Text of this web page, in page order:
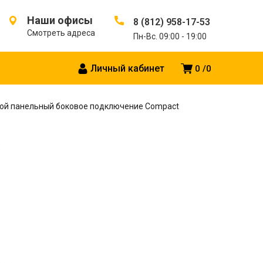
Наши офисы
Смотреть адреса
8 (812) 958-17-53
Пн-Вс. 09:00 - 19:00
0 0
Личный кабинет
панельный боковое подключение Compact